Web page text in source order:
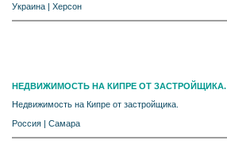
Украина | Херсон
НЕДВИЖИМОСТЬ НА КИПРЕ ОТ ЗАСТРОЙЩИКА.
Недвижимость на Кипре от застройщика.
Россия | Самара